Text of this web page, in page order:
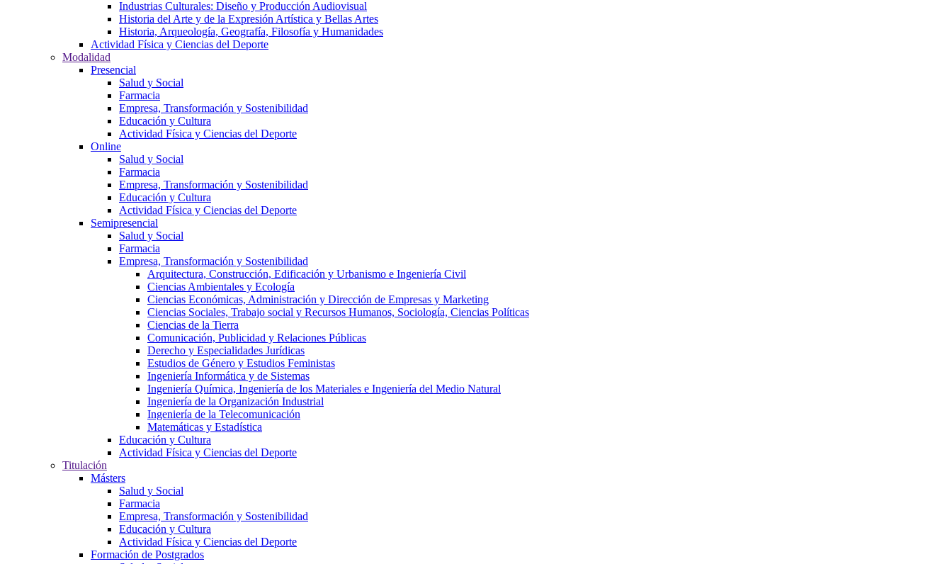
Industrias Culturales: Diseño y Producción Audiovisual
Historia del Arte y de la Expresión Artística y Bellas Artes
Historia, Arqueología, Geografía, Filosofía y Humanidades
Actividad Física y Ciencias del Deporte
Modalidad
Presencial
Salud y Social
Farmacia
Empresa, Transformación y Sostenibilidad
Educación y Cultura
Actividad Física y Ciencias del Deporte
Online
Salud y Social
Farmacia
Empresa, Transformación y Sostenibilidad
Educación y Cultura
Actividad Física y Ciencias del Deporte
Semipresencial
Salud y Social
Farmacia
Empresa, Transformación y Sostenibilidad
Arquitectura, Construcción, Edificación y Urbanismo e Ingeniería Civil
Ciencias Ambientales y Ecología
Ciencias Económicas, Administración y Dirección de Empresas y Marketing
Ciencias Sociales, Trabajo social y Recursos Humanos, Sociología, Ciencias Políticas
Ciencias de la Tierra
Comunicación, Publicidad y Relaciones Públicas
Derecho y Especialidades Jurídicas
Estudios de Género y Estudios Feministas
Ingeniería Informática y de Sistemas
Ingeniería Química, Ingeniería de los Materiales e Ingeniería del Medio Natural
Ingeniería de la Organización Industrial
Ingeniería de la Telecomunicación
Matemáticas y Estadística
Educación y Cultura
Actividad Física y Ciencias del Deporte
Titulación
Másters
Salud y Social
Farmacia
Empresa, Transformación y Sostenibilidad
Educación y Cultura
Actividad Física y Ciencias del Deporte
Formación de Postgrados